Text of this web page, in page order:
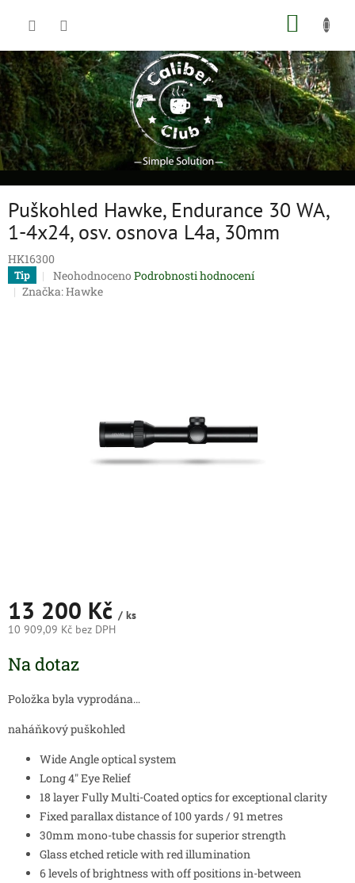
Puškohled Hawke, Endurance 30 WA,
1-4x24, osv. osnova L4a, 30mm
HK16300
Tip
Průměrné
hodnocení
Neohodnoceno Podrobnosti hodnocení
Značka:Hawke
13 200 Kč / ks
10 909,09 Kč bez DPH
cena:
Na dotaz
Položka byla vyprodána…
naháňkový puškohled
Wide Angle optical system
Long 4″ Eye Relief
18 layer Fully Multi-Coated optics for exceptional clarity
Fixed parallax distance of 100 yards / 91 metres
30mm mono-tube chassis for superior strength
Glass etched reticle with red illumination
6 levels of brightness with off positions in-between